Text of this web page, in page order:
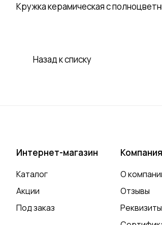
Кружка керамическая с
Назад к списку
Интернет-магазин
Каталог
Акции
Под заказ
Компания
О
Отзывы
Реквизиты